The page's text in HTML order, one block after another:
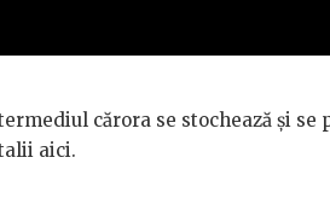
GÉNÉRALE.
cărora se stochează și
aici.